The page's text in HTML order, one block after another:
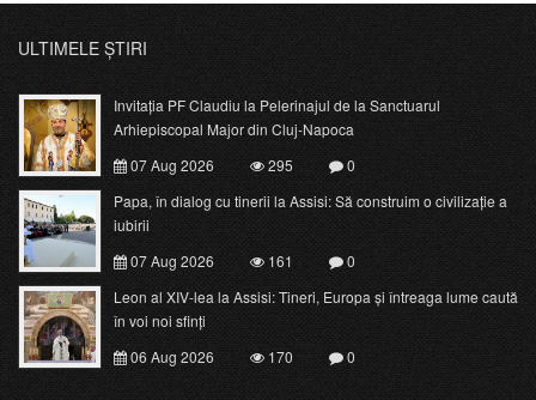
ULTIMELE ȘTIRI
Invitația PF Claudiu la Pelerinajul de la Sanctuarul
Arhiepiscopal Major din Cluj-Napoca
07 Aug 2026
295
0
Papa, în dialog cu tinerii la Assisi: Să construim o civilizație a
iubirii
07 Aug 2026
161
0
Leon al XIV-lea la Assisi: Tineri, Europa și întreaga lume caută
în voi noi sfinți
06 Aug 2026
170 0